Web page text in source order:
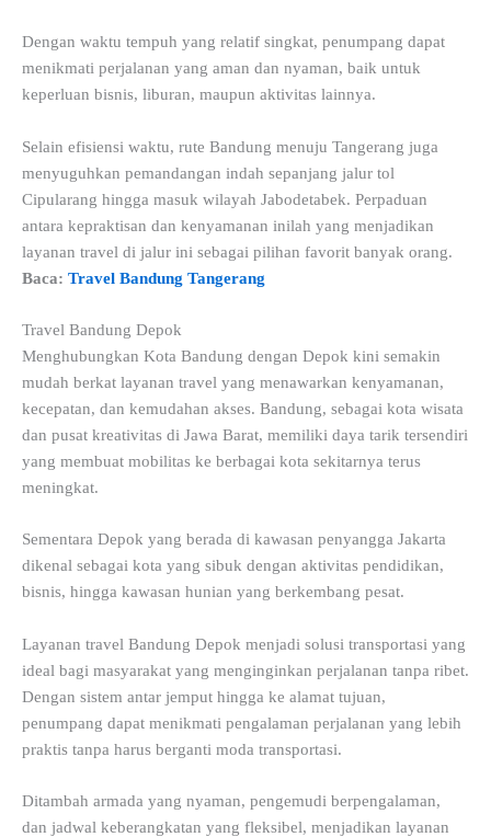
Dengan waktu tempuh yang relatif singkat, penumpang dapat
menikmati perjalanan yang aman dan nyaman, baik untuk
keperluan bisnis, liburan, maupun aktivitas lainnya.
Selain efisiensi waktu, rute Bandung menuju Tangerang juga
menyuguhkan pemandangan indah sepanjang jalur tol
Cipularang hingga masuk wilayah Jabodetabek. Perpaduan
antara kepraktisan dan kenyamanan inilah yang menjadikan
layanan travel di jalur ini sebagai pilihan favorit banyak orang.
Baca: Travel Bandung Tangerang
Travel Bandung Depok
Menghubungkan Kota Bandung dengan Depok kini semakin
mudah berkat layanan travel yang menawarkan kenyamanan,
kecepatan, dan kemudahan akses. Bandung, sebagai kota wisata
dan pusat kreativitas di Jawa Barat, memiliki daya tarik tersendiri
yang membuat mobilitas ke berbagai kota sekitarnya terus
meningkat.
Sementara Depok yang berada di kawasan penyangga Jakarta
dikenal sebagai kota yang sibuk dengan aktivitas pendidikan,
bisnis, hingga kawasan hunian yang berkembang pesat.
Layanan travel Bandung Depok menjadi solusi transportasi yang
ideal bagi masyarakat yang menginginkan perjalanan tanpa ribet.
Dengan sistem antar jemput hingga ke alamat tujuan,
penumpang dapat menikmati pengalaman perjalanan yang lebih
praktis tanpa harus berganti moda transportasi.
Ditambah armada yang nyaman, pengemudi berpengalaman,
dan jadwal keberangkatan yang fleksibel, menjadikan layanan